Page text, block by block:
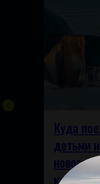
Куда
детьми